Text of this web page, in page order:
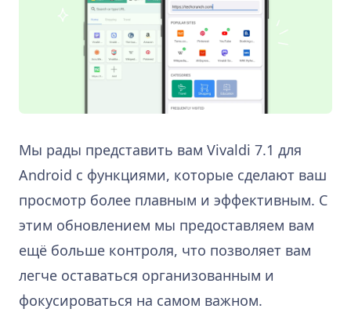
Мы рады представить вам Vivaldi 7.1 для
Android с функциями, которые сделают ваш
просмотр более плавным и эффективным. С
этим обновлением мы предоставляем вам
ещё больше контроля, что позволяет вам
легче оставаться организованным и
фокусироваться на самом важном.